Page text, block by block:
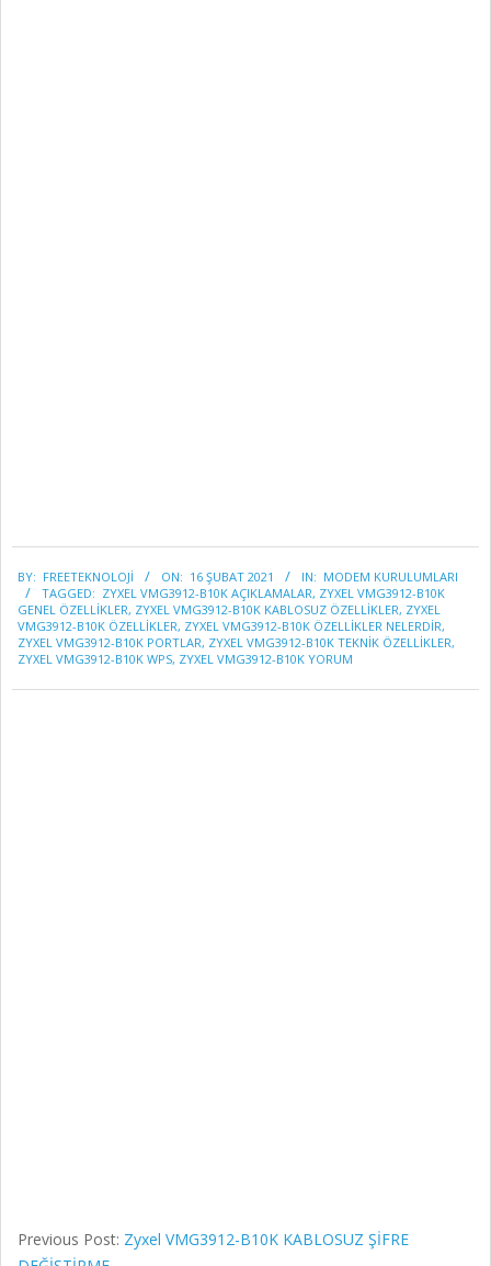
02-
16
BY: FREETEKNOLOJI ON: 16 ŞUBAT 2021 IN: MODEM KURULUMLARI
TAGGED: ZYXEL VMG3912-B10K AÇIKLAMALAR, ZYXEL VMG3912-B10K
GENEL ÖZELLİKLER, ZYXEL VMG3912-B10K KABLOSUZ ÖZELLİKLER, ZYXEL
VMG3912-B10K ÖZELLİKLER, ZYXEL VMG3912-B10K ÖZELLİKLER NELERDİR,
ZYXEL VMG3912-B10K PORTLAR, ZYXEL VMG3912-B10K TEKNİK ÖZELLİKLER,
ZYXEL VMG3912-B10K WPS, ZYXEL VMG3912-B10K YORUM
Previous Post: Zyxel VMG3912-B10K KABLOSUZ ŞİFRE